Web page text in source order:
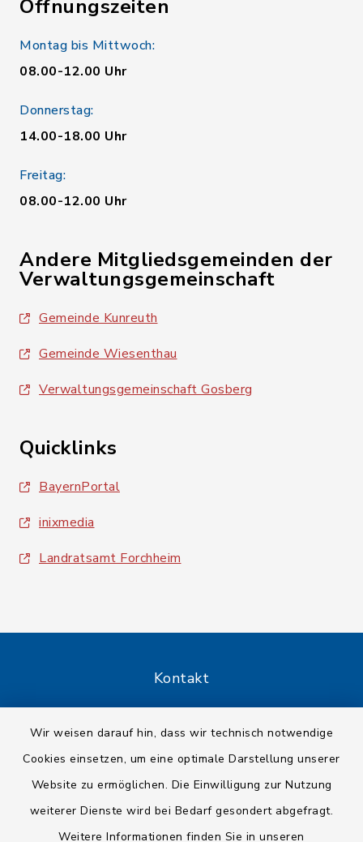
Wir weisen darauf hin, dass wir technisch notwendige
Cookies einsetzen, um eine optimale Darstellung unserer
Website zu ermöglichen. Die Einwilligung zur Nutzung
weiterer Dienste wird bei Bedarf gesondert abgefragt.
Weitere Informationen finden Sie in unseren
Öffnungszeiten
Montag bis Mittwoch:
08.00-12.00 Uhr
Donnerstag:
14.00-18.00 Uhr
Freitag:
08.00-12.00 Uhr
Andere Mitgliedsgemeinden der
Verwaltungsgemeinschaft
Gemeinde Kunreuth
Gemeinde Wiesenthau
Verwaltungsgemeinschaft Gosberg
Quicklinks
BayernPortal
inixmedia
Landratsamt Forchheim
Kontakt
Datenschutz
Impressum